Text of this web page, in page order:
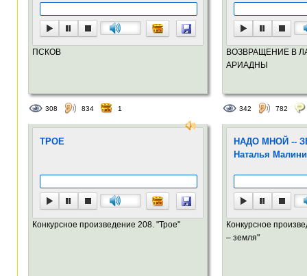
ПСКОВ
308 834 1
ВОЗВРАЩЕНИЕ В
АРИАДНЫ
342 782
ТРОЕ
Конкурсное произведение 208. "Трое"
НАДО МНОЙ --
Наталья
Конкурсное
– земля"